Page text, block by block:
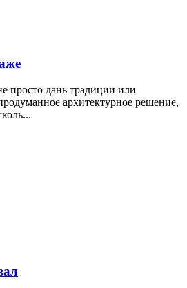
просто дань традиции или
архитектурное решение,